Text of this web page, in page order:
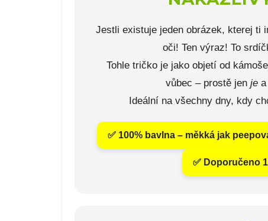
Jestli existuje jeden obrázek, kterej ti
oči! Ten výraz! To
Tohle tričko je jako objetí od
vůbec – prostě jen je
Ideální na všechny dny, kdy
✅ 100% bavlna – měkká jak
✅ Doporučeno